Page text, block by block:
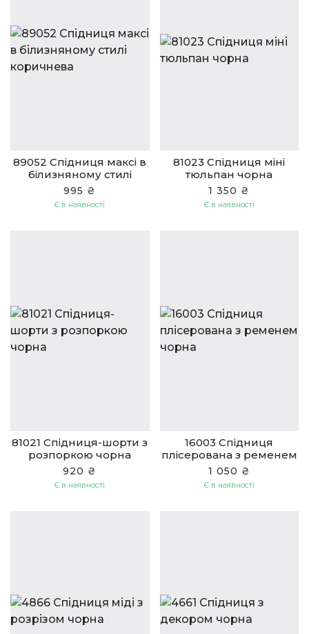
89052 Спідниця максі в
білизняному стилі
коричнева
995 ₴
Є в наявності
81023 Спідниця міні
тюльпан чорна
1 350 ₴
Є в наявності
81021 Спідниця-шорти з
розпоркою чорна
920 ₴
Є в наявності
16003 Cпідниця
плісерована з ременем
чорна
1 050 ₴
Є в наявності